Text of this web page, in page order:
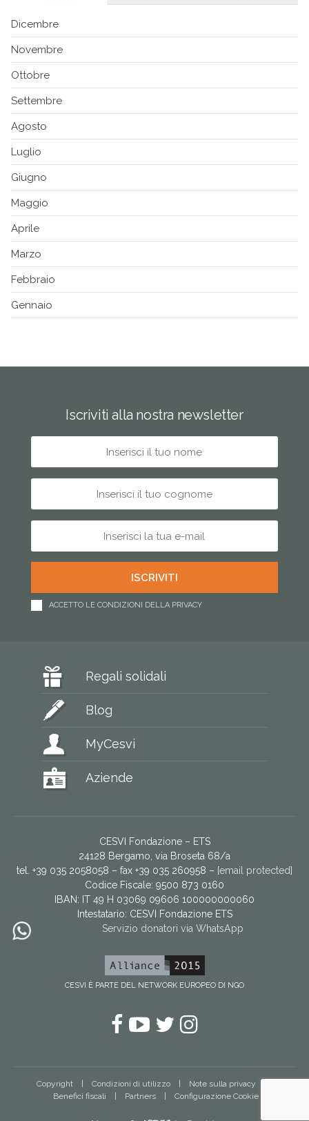
Dicembre
Novembre
Ottobre
Settembre
Agosto
Luglio
Giugno
Maggio
Aprile
Marzo
Febbraio
Gennaio
Iscriviti alla nostra newsletter
ACCETTO LE CONDIZIONI DELLA PRIVACY
Regali solidali
Blog
MyCesvi
Aziende
CESVI Fondazione – ETS
24128 Bergamo, via Broseta 68/a
tel. +39 035 2058058 – fax +39 035 260958 – [email protected]
Codice Fiscale: 9500 873 0160
IBAN: IT 49 H 03069 09606 100000000060
Intestatario: CESVI Fondazione ETS
Servizio donatori via WhatsApp
CESVI È PARTE DEL NETWORK EUROPEO DI NGO
Facebook
YouTube
Twitter
Instagram
Copyright Condizioni di utilizzo
Note sulla privacy
Benefici fiscali
Partners Configurazione Cookie